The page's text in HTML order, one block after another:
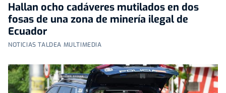
Hallan ocho cadáveres mutilados en dos
fosas de una zona de minería ilegal de
Ecuador
NOTICIAS TALDEA MULTIMEDIA